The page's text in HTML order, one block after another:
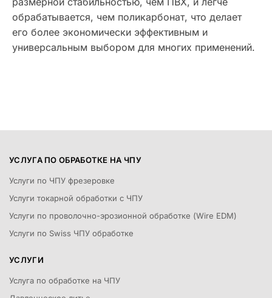
обрабатывается, чем поликарбонат, что делает
его более экономически эффективным и
универсальным выбором для многих применений.
УСЛУГА ПО ОБРАБОТКЕ НА ЧПУ
Услуги по ЧПУ фрезеровке
Услуги токарной обработки с ЧПУ
Услуги по проволочно-эрозионной обработке (Wire EDM)
Услуги по Swiss ЧПУ обработке
УСЛУГИ
Услуга по обработке на ЧПУ